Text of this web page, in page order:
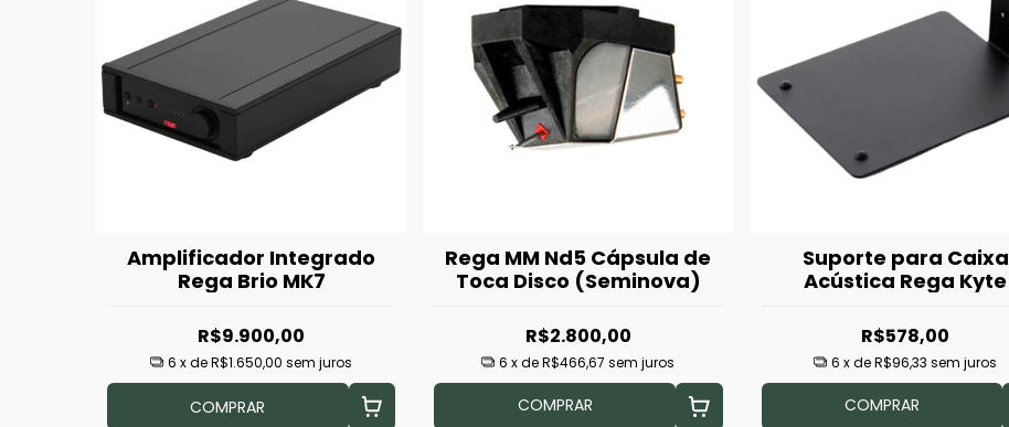
Amplificador Integrado
Rega Brio MK7
R$9.900,00
6 x deR$1.650,00 sem juros
COMPRAR
Rega MM Nd5 Cápsula de
Toca Disco (Seminova)
R$2.800,00
6 x deR$466,67 sem juros
COMPRAR
Suporte para Caixa
Acústica Rega Kyte
R$578,00
6 x deR$96,33 sem juros
COMPRAR